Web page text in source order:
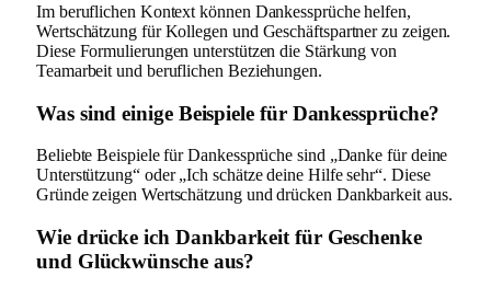
Im beruflichen Kontext können Dankessprüche helfen,
Wertschätzung für Kollegen und Geschäftspartner zu zeigen.
Diese Formulierungen unterstützen die Stärkung von
Teamarbeit und beruflichen Beziehungen.
Was sind einige Beispiele für Dankessprüche?
Beliebte Beispiele für Dankessprüche sind „Danke für deine
Unterstützung“ oder „Ich schätze deine Hilfe sehr“. Diese
Gründe zeigen Wertschätzung und drücken Dankbarkeit aus.
Wie drücke ich Dankbarkeit für Geschenke
und Glückwünsche aus?